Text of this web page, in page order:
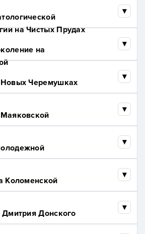
на Чистых Прудах
на
Новых Черемушках
Коломенской
Дмитрия Донского